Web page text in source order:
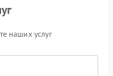
наших услуг